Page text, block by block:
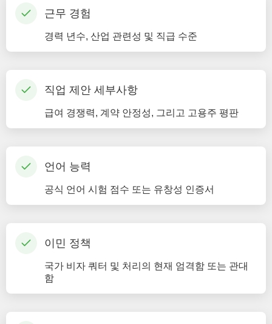
근무 경험
경력 년수, 산업 관련성 및 직급 수준
직업 제안 세부사항
급여 경쟁력, 계약 안정성, 그리고 고용주 평판
언어 능력
공식 언어 시험 점수 또는 유창성 인증서
이민 정책
국가 비자 쿼터 및 처리의 현재 엄격함 또는 관대
함